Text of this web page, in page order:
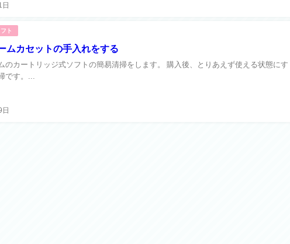
ト
ムカセットの手入れをする
のカートリッジ式ソフトの簡易清掃をします。 購入後、とりあえず使える状態にす
です。...